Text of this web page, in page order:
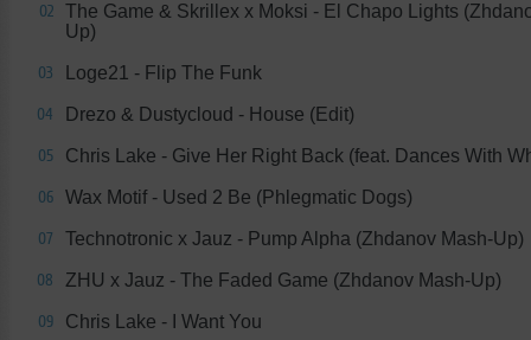
02
The Game & Skrillex x Moksi - El Chapo Lights
Up)
03 Loge21 - Flip The Funk
04 Drezo & Dustycloud - House (Edit)
05 Chris Lake - Give Her Right Back (feat. Dances With
06 Wax Motif - Used 2 Be (Phlegmatic Dogs)
07 Technotronic x Jauz - Pump Alpha (Zhdanov Mash-Up)
08 ZHU x Jauz - The Faded Game (Zhdanov Mash-Up)
09 Chris Lake - I Want You